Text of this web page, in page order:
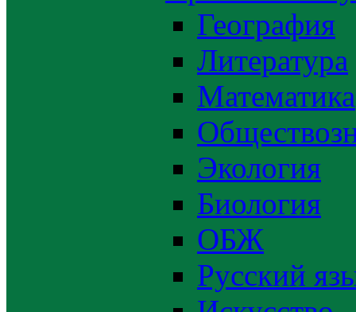
География
Литература
Математика
Экология
Биология
ОБЖ
Русский